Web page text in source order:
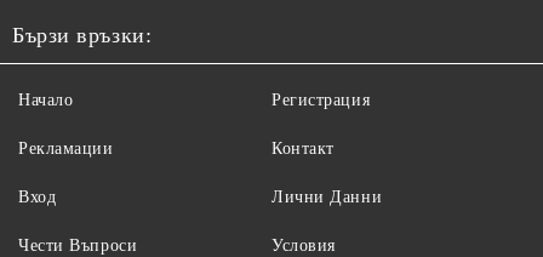
Бързи връзки:
Начало
Рекламации
Вход
Чести Въпроси
Регистрация
Контакт
Лични Данни
Условия